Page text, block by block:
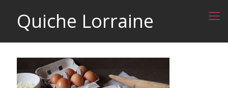
Quiche Lorraine